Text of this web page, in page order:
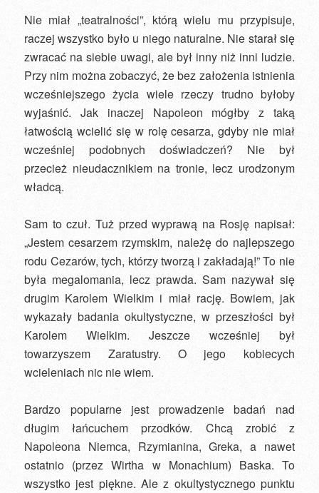
Nie miał „teatralności”, którą wielu mu przypisuje,
raczej wszystko było u niego naturalne. Nie starał się
zwracać na siebie uwagi, ale był inny niż inni ludzie.
Przy nim można zobaczyć, że bez założenia istnienia
wcześniejszego życia wiele rzeczy trudno byłoby
wyjaśnić. Jak inaczej Napoleon mógłby z taką
łatwością wcielić się w rolę cesarza, gdyby nie miał
wcześniej podobnych doświadczeń? Nie był
przecież nieudacznikiem na tronie, lecz urodzonym
władcą.
Sam to czuł. Tuż przed wyprawą na Rosję napisał:
„Jestem cesarzem rzymskim, należę do najlepszego
rodu Cezarów, tych, którzy tworzą i zakładają!” To nie
była megalomania, lecz prawda. Sam nazywał się
drugim Karolem Wielkim i miał rację. Bowiem, jak
wykazały badania okultystyczne, w przeszłości był
Karolem Wielkim. Jeszcze wcześniej był
towarzyszem Zaratustry. O jego kobiecych
wcieleniach nic nie wiem.
Bardzo popularne jest prowadzenie badań nad
długim łańcuchem przodków. Chcą zrobić z
Napoleona Niemca, Rzymianina, Greka, a nawet
ostatnio (przez Wirtha w Monachium) Baska. To
wszystko jest piękne. Ale z okultystycznego punktu